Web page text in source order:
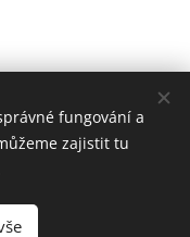
Cookies
fungování a
zajistit tu